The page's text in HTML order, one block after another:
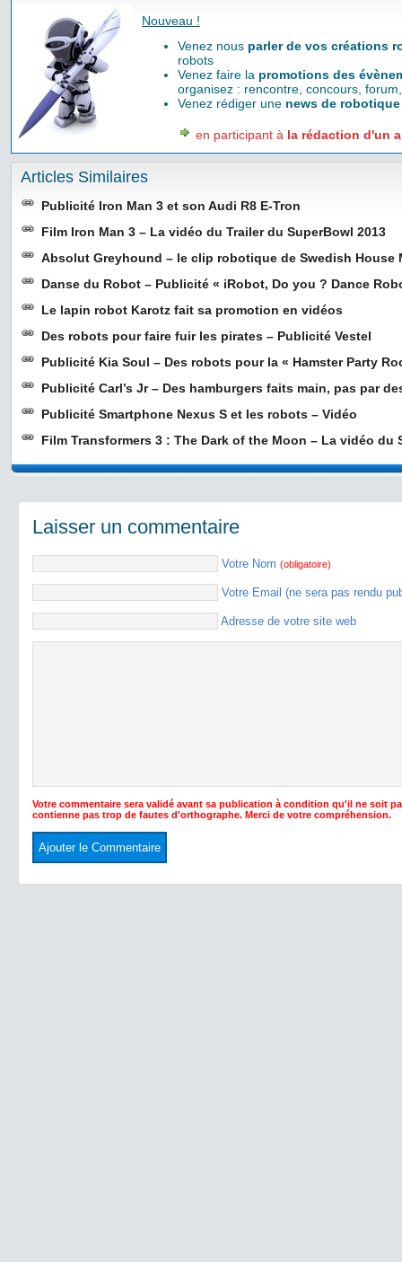
Nouveau !
Venez nous parler de vos créations
robots
Venez faire la promotions des
organisez : rencontre, concours,
Venez rédiger une news de robotique
en participant à la rédaction d'un
Articles Similaires
Publicité Iron Man 3 et son Audi R8 E-Tron
Film Iron Man 3 – La vidéo du Trailer du SuperBowl 2013
Absolut Greyhound – le clip robotique de Swedish House
Danse du Robot – Publicité « iRobot, Do you ? Dance
Le lapin robot Karotz fait sa promotion en vidéos
Des robots pour faire fuir les pirates – Publicité Vestel
Publicité Kia Soul – Des robots pour la « Hamster Party
Publicité Carl’s Jr – Des hamburgers faits main, pas par
Publicité Smartphone Nexus S et les robots – Vidéo
Film Transformers 3 : The Dark of the Moon – La vidéo du
Laisser un commentaire
Votre Nom (obligatoire)
Votre Email (ne sera pas rendu
Adresse de votre site web
Votre commentaire sera validé avant sa publication à condition qu'il ne soit
contienne pas trop de fautes d'orthographe. Merci de votre compréhension.